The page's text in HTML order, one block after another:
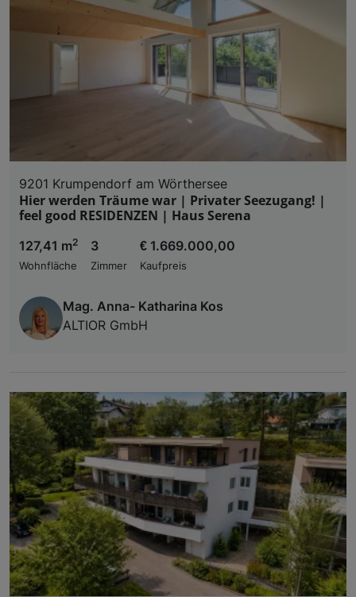
9201 Krumpendorf am Wörthersee
Hier werden Träume war | Privater Seezugang! |
feel good RESIDENZEN | Haus Serena
127,41 m2
Wohnfläche
3
Zimmer
€ 1.669.000,00
Kaufpreis
Mag. Anna- Katharina Kos
ALTIOR GmbH